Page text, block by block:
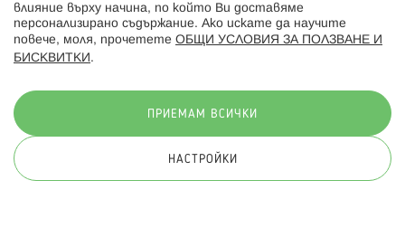
© 2026 Hippoland.net. Всички права запазени
влияние върху начина, по който Ви доставяме
персонализирано съдържание. Ако искате да научите
повече, моля, прочетете ОБЩИ УСЛОВИЯ ЗА ПОЛЗВАНЕ И
БИСКВИТКИ .
ПРИЕМАМ ВСИЧКИ
НАСТРОЙКИ